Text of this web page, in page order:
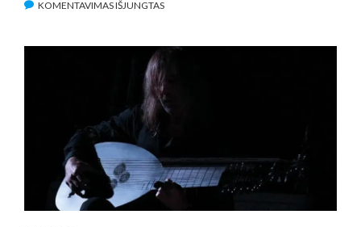
KOMENTAVIMAS IŠJUNGTASĮRAŠE